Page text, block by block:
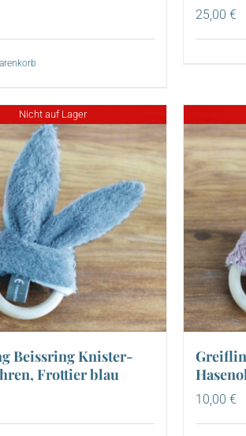
25,00 €
Nicht auf Lager
Beissring Knister-
Frottier blau
10,00 €